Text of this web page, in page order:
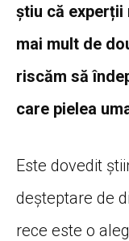
știu că experții
mai mult de
riscăm să
care pielea
Este dovedit
deșteptare de
rece este o